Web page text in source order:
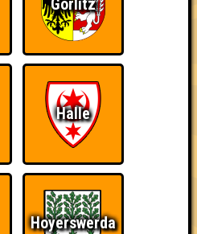
feine "Nepomuk Quiznight" in
Görlitz
Halle
Hoyerswerda